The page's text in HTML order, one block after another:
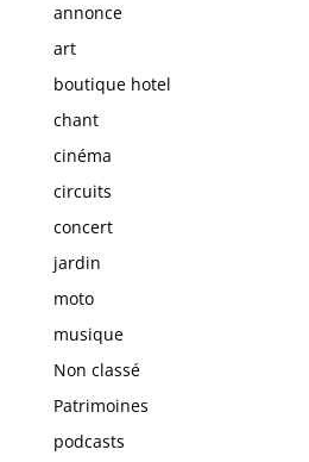
annonce
art
boutique hotel
chant
cinéma
circuits
concert
jardin
moto
musique
Non classé
Patrimoines
podcasts